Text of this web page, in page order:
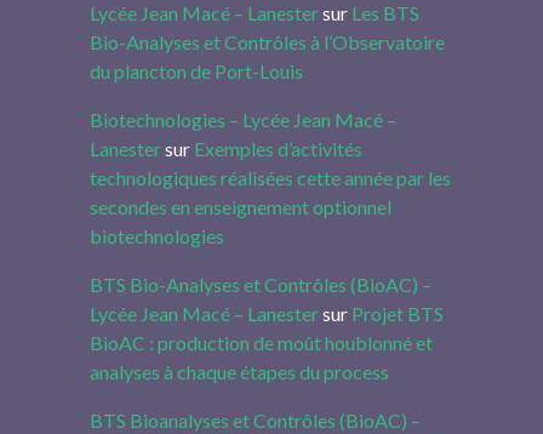
Lycée Jean Macé – Lanestersur Les BTS
Bio-Analyses et Contrôles à l’Observatoire
du plancton de Port-Louis
Biotechnologies – Lycée Jean Macé –
Lanestersur Exemples d’activités
technologiques réalisées cette année par les
secondes en enseignement optionnel
biotechnologies
BTS Bio-Analyses et Contrôles (BioAC) –
Lycée Jean Macé – Lanestersur Projet BTS
BioAC : production de moût houblonné et
analyses à chaque étapes du process
BTS Bioanalyses et Contrôles (BioAC) –